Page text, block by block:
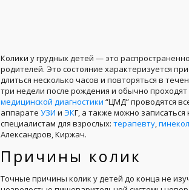
Колики у грудных детей — это
родителей. Это состояние характеризуется
длиться несколько часов и повторяться в
три недели после рождения и обычно
медицинской диагностики “ЦМД” проводятся
аппарате УЗИ и ЭКГ, а также можно
специалистам для взрослых: терапевту,
Александров, Киржач.
Причины колик
Точные причины колик у детей до конца не